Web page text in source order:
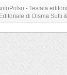
- Testata
di Disma Sutti